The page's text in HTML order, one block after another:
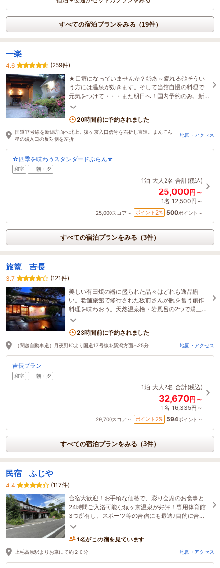
すべての宿泊プランをみる（19件）
一楽
4.6
(259件)
★口癖になっていませんか？◎あ～疲れる◎そうい
う方には温泉が効きます。そして当館自慢の料理で
元気をつけて・・・また明日へ！国内予約のみ。新
型コロナウイルス感染拡大防止にご協力下さい。
20時間前に予約されました
国道17号線を新潟方面へ北上。猿ヶ京入口信号を右折し直進。まんてん
星の湯入口の反対側を左折
地図・アクセス
☆四季を味わうスタンダードぷらん☆
和室 朝・夕
1泊 大人2名 合計(税込)
25,000円～
1名 12,500円～
25,000スコア～ ポイント 2% 500ポイント～
すべての宿泊プランをみる（3件）
旅篭 吉長
3.7
(121件)
美しい有田焼の器に盛られた品々はどれも逸品揃
い。老舗旅館で修行された板前さんが腕を奮う創作
料理を味わおう。天然温泉檜・岩風呂の2つで湯三
昧。
23時間前に予約されました
（関越自動車道）月夜野ICより国道17号線を新潟方面へ25分 地図・アクセス
吉長プラン
和室 朝・夕
1泊 大人2名 合計(税込)
32,670円～
1名 16,335円～
29,700スコア～ ポイント 2% 594ポイント～
すべての宿泊プランをみる（3件）
民宿 ふじや
4.4
(117件)
合宿大歓迎！お手頃な価格で、彩り会席のお食事と
24時間ご入浴可能な猿ヶ京温泉が好評！専用体育館
3つ所有し、スポーツ等の合宿にも最適♪目的に合わ
せたプランを各種ご用意しております。
1名がこの宿を見ています
上毛高原駅よりお車にて約２０分 地図・アクセス